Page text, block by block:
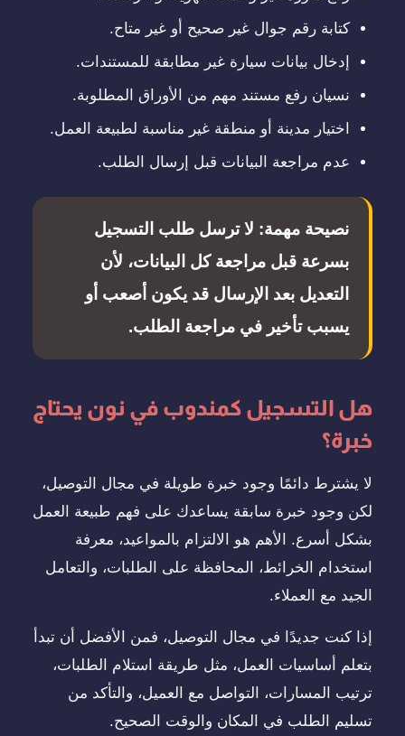
كتابة رقم جوال غير صحيح أو غير متاح.
إدخال بيانات سيارة غير مطابقة للمستندات.
نسيان رفع مستند مهم من الأوراق المطلوبة.
اختيار مدينة أو منطقة غير مناسبة لطبيعة العمل.
عدم مراجعة البيانات قبل إرسال الطلب.
نصيحة مهمة: لا ترسل طلب التسجيل
بسرعة قبل مراجعة كل البيانات، لأن
التعديل بعد الإرسال قد يكون أصعب أو
يسبب تأخير في مراجعة الطلب.
هل التسجيل كمندوب في نون يحتاج
خبرة؟
لا يشترط دائمًا وجود خبرة طويلة في مجال التوصيل،
لكن وجود خبرة سابقة يساعدك على فهم طبيعة العمل
بشكل أسرع. الأهم هو الالتزام بالمواعيد، معرفة
استخدام الخرائط، المحافظة على الطلبات، والتعامل
الجيد مع العملاء.
إذا كنت جديدًا في مجال التوصيل، فمن الأفضل أن تبدأ
بتعلم أساسيات العمل، مثل طريقة استلام الطلبات،
ترتيب المسارات، التواصل مع العميل، والتأكد من
تسليم الطلب في المكان والوقت الصحيح.